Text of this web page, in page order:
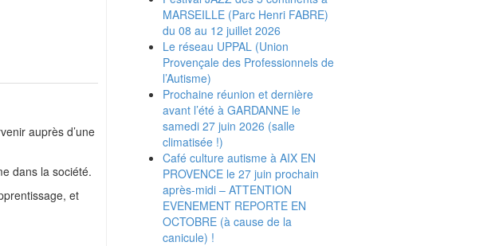
auprès d’une
dans la société.
et
MARSEILLE (Parc Henri FABRE)
du 08 au 12 juillet 2026
Le réseau UPPAL (Union
Provençale des Professionnels de
l’Autisme)
Prochaine réunion et dernière
avant l’été à GARDANNE le
samedi 27 juin 2026 (salle
climatisée !)
Café culture autisme à AIX EN
PROVENCE le 27 juin prochain
après-midi – ATTENTION
EVENEMENT REPORTE EN
OCTOBRE (à cause de la
canicule) !